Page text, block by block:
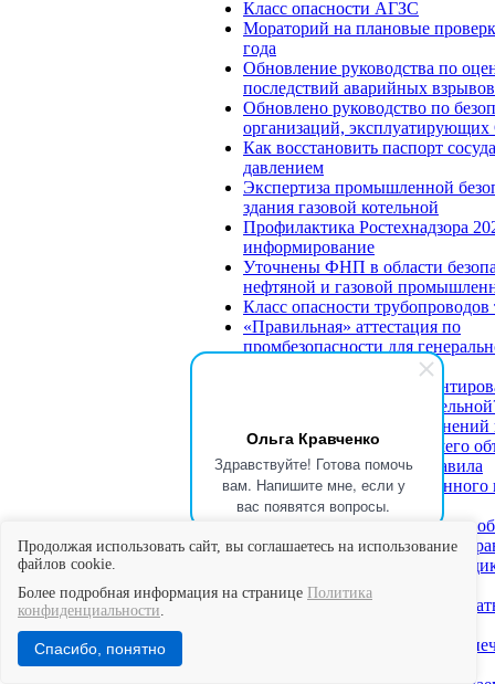
Ольга Кравченко
Здравствуйте! Готова помочь
вам. Напишите мне, если у
вас появятся вопросы.
Класс опасности АГЗС
Мораторий на плановые
года
Обновление руководства по
последствий аварийных
Обновлено руководство по
организаций,
Как восстановить паспорт
давлением
Экспертиза промышленной
здания газовой котельной
Профилактика Ростехнадзора
информирование
Уточнены ФНП в области
нефтяной и газовой
Класс опасности трубопроводов
«Правильная» аттестация по
промбезопасности для
На какие документы
эксплуатации газовой
Регулярное внесение изменений
ОПО – залог здоровья вашего
С 1 сентября меняются правила
безопасности ОПО сжиженного
газа
Госконтроль за безопасностью
будет проводиться по новым
Внеплановые проверки по
Ростехнадзор начал
Изменение требований к
Продолжая использовать сайт, вы соглашаетесь на использование
файлов cookie.
Более подробная информация на странице Политика
конфиденциальности.
Спасибо, понятно